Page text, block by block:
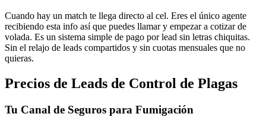
Cuando hay un match te llega directo al cel. Eres el único agente
recibiendo esta info así que puedes llamar y empezar a cotizar de
volada. Es un sistema simple de pago por lead sin letras chiquitas.
Sin el relajo de leads compartidos y sin cuotas mensuales que no
quieras.
Precios de Leads de Control de Plagas
Tu Canal de Seguros para Fumigación